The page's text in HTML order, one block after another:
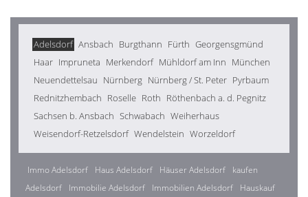
Adelsdorf Ansbach Burgthann Fürth Georgensgmünd
Haar Impruneta Merkendorf Mühldorf am Inn München
Neuendettelsau Nürnberg Nürnberg / St. Peter Pyrbaum
Rednitzhembach Roselle Roth Röthenbach a. d. Pegnitz
Sachsen b. Ansbach Schwabach Weiherhaus
Weisendorf-Retzelsdorf Wendelstein Worzeldorf
Immo Adelsdorf Haus Adelsdorf Häuser Adelsdorf
kaufen
Adelsdorf
Immobilie Adelsdorf Immobilien Adelsdorf
Hauskauf